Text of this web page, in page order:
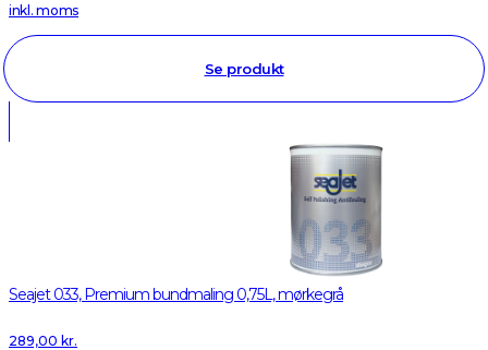
inkl. moms
Se produkt
Seajet 033, Premium bundmaling 0,75L, mørkegrå
289,00 kr.